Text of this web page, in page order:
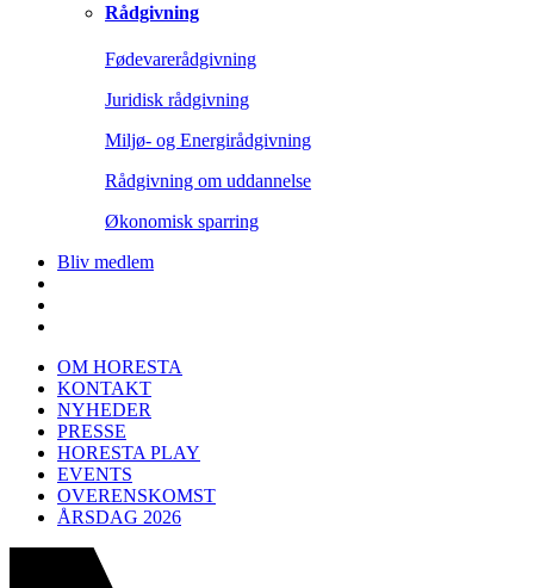
Rådgivning
Fødevarerådgivning
Juridisk rådgivning
Miljø- og Energirådgivning
Rådgivning om uddannelse
Økonomisk sparring
Bliv medlem
OM HORESTA
KONTAKT
NYHEDER
PRESSE
HORESTA PLAY
EVENTS
OVERENSKOMST
ÅRSDAG 2026